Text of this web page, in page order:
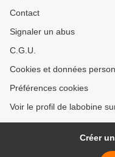
Contact
Signaler un abus
C.G.U.
Cookies et données
Préférences cookies
Voir le profil de labobine
Créer